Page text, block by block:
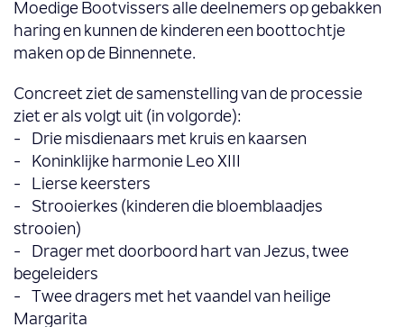
Moedige Bootvissers alle deelnemers op gebakken
haring en kunnen de kinderen een boottochtje
maken op de Binnennete.
Concreet ziet de samenstelling van de processie
ziet er als volgt uit (in volgorde):
- Drie misdienaars met kruis en kaarsen
- Koninklijke harmonie Leo XIII
- Lierse keersters
- Strooierkes (kinderen die bloemblaadjes
strooien)
- Drager met doorboord hart van Jezus, twee
begeleiders
- Twee dragers met het vaandel van heilige
Margarita